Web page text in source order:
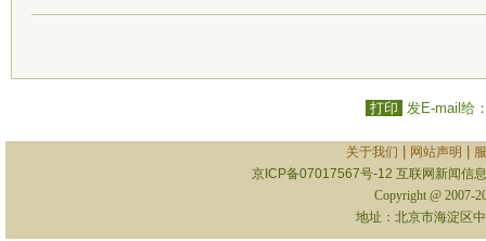
打印 发E-mail给
关于我们 网站声明
京ICP备07017567号-12 互联网新闻信
Copyright @ 2007-
地址：北京市海淀区